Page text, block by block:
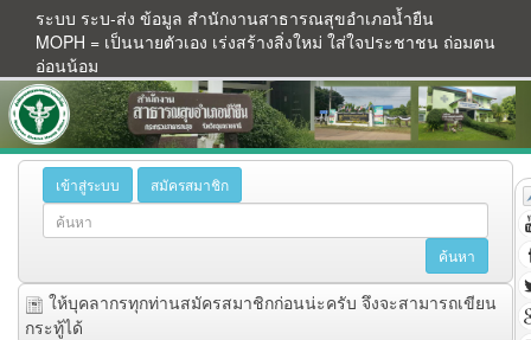
ระบบ ระบ-ส่ง ข้อมูล สำนักงานสาธารณสุขอำเภอน้ำยืน
MOPH = เป็นนายตัวเอง เร่งสร้างสิ่งใหม่ ใส่ใจประชาชน ถ่อมตน
อ่อนน้อม
เข้าสู่ระบบ สมัครสมาชิก
ให้บุคลากรทุกท่านสมัครสมาชิกก่อนน่ะครับ จึงจะสามารถเขียน
กระทู้ได้